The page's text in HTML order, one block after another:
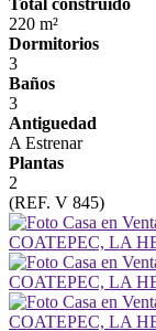
Total construido
220 m²
Dormitorios
3
Baños
3
Antiguedad
A Estrenar
Plantas
2
(REF. V 845)